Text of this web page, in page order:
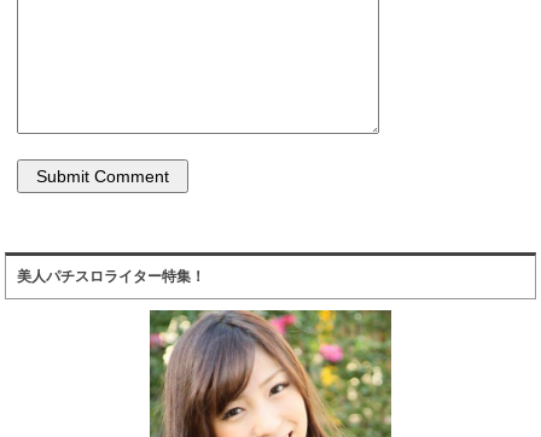
美人パチスロライター特集！